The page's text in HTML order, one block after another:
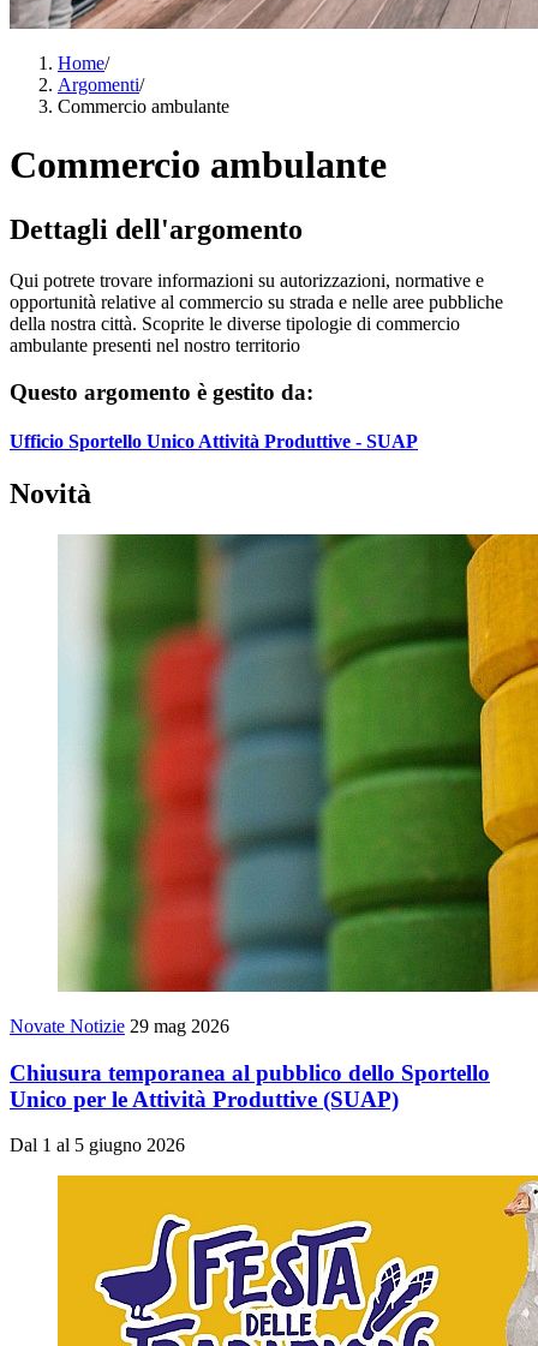
Home/
Argomenti/
Commercio ambulante
Commercio ambulante
Dettagli dell'argomento
Qui potrete trovare informazioni su autorizzazioni, normative e
opportunità relative al commercio su strada e nelle aree pubbliche
della nostra città. Scoprite le diverse tipologie di commercio
ambulante presenti nel nostro territorio
Questo argomento è gestito da:
Ufficio Sportello Unico Attività Produttive - SUAP
Novità
Novate Notizie 29 mag 2026
Chiusura temporanea al pubblico dello Sportello
Unico per le Attività Produttive (SUAP)
Dal 1 al 5 giugno 2026